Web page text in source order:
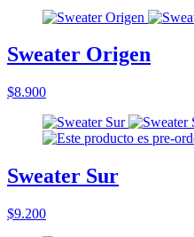
Sweater Origen
$8.900
Sweater Sur
$9.200